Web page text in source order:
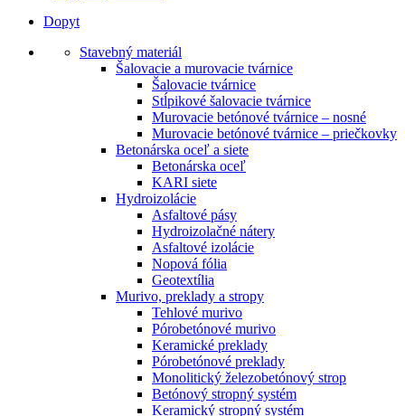
Dopyt
Stavebný materiál
Šalovacie a murovacie tvárnice
Šalovacie tvárnice
Stĺpikové šalovacie tvárnice
Murovacie betónové tvárnice – nosné
Murovacie betónové tvárnice – priečkovky
Betonárska oceľ a siete
Betonárska oceľ
KARI siete
Hydroizolácie
Asfaltové pásy
Hydroizolačné nátery
Asfaltové izolácie
Nopová fólia
Geotextília
Murivo, preklady a stropy
Tehlové murivo
Pórobetónové murivo
Keramické preklady
Pórobetónové preklady
Monolitický železobetónový strop
Betónový stropný systém
Keramický stropný systém